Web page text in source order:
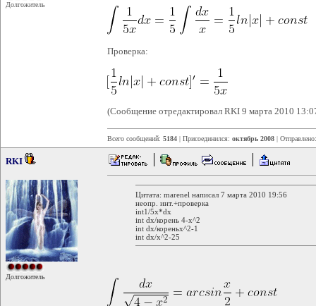
Долгожитель
Проверка:
(Сообщение отредактировал RKI 9 марта 2010
Всего сообщений: 5184 | Присоединился: октябрь 2008 |
RKI
Долгожитель
Цитата: marenel написал 7 марта 2010 19:56
неопр. инт.+проверка
int1/5х*dx
int dx/корень 4-х^2
int dx/кореньx^2-1
int dx/x^2-25